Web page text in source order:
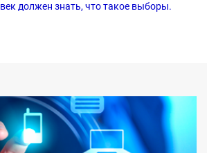
должен знать, что такое выборы.